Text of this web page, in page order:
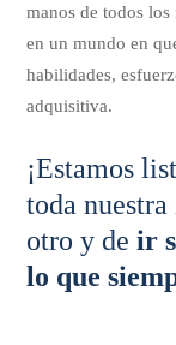
manos de todos
en un mundo en
habilidades,
adquisitiva.
¡Estamos
toda
otro y deir
lo que